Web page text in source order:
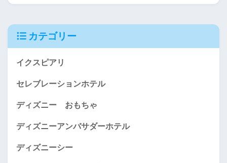
カテゴリー
イクスピアリ
セレブレーションホテル
ディズニー おもちゃ
ディズニーアンバサダーホテル
ディズニーシー